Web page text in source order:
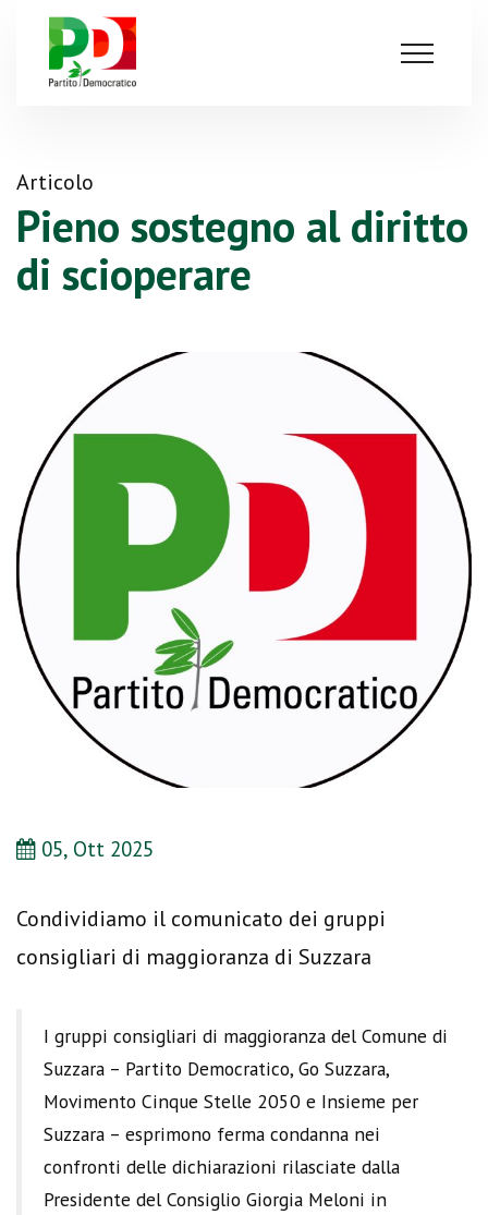
Articolo
Pieno sostegno al diritto
di scioperare
05, Ott 2025
Condividiamo il comunicato dei gruppi
consigliari di maggioranza di Suzzara
I gruppi consigliari di maggioranza del Comune di
Suzzara – Partito Democratico, Go Suzzara,
Movimento Cinque Stelle 2050 e Insieme per
Suzzara – esprimono ferma condanna nei
confronti delle dichiarazioni rilasciate dalla
Presidente del Consiglio Giorgia Meloni in